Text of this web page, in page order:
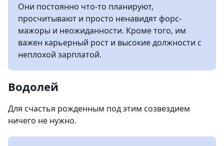
Они постоянно что-то планируют,
просчитывают и просто ненавидят форс-
мажоры и неожиданности. Кроме того, им
важен карьерный рост и высокие должности с
неплохой зарплатой.
Водолей
Для счастья рожденным под этим созвездием
ничего не нужно.